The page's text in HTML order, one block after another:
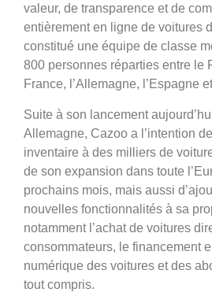
valeur, de transparence et de
entièrement en ligne de voitures
constitué une équipe de classe
800 personnes réparties entre le
France, l’Allemagne, l’Espagne
Suite à son lancement
Allemagne, Cazoo a l’intention
inventaire à des milliers de
de son expansion dans toute
prochains mois, mais aussi
nouvelles fonctionnalités à sa
notamment l’achat de voitures
consommateurs, le financement
numérique des voitures et des
tout compris.